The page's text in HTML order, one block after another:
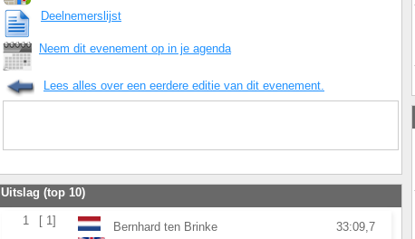
Deelnemerslijst
Neem dit evenement op in je agenda
Lees alles over een eerdere editie van dit evenement.
Uitslag (top 10)
1 [ 1] Bernhard ten Brinke
33:09,7